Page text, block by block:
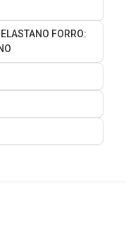
FORRO: